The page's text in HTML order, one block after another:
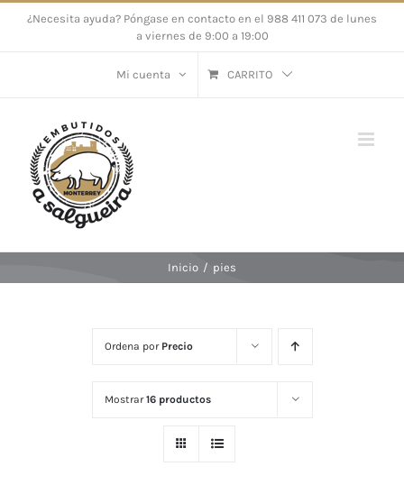
Saltar¿Necesita ayuda? Póngase en contacto en el 988 411 073 de lunes
a viernes de 9:00 a 19:00
Mi cuenta CARRITO
Inicio / pies
Ordena por Precio
Mostrar16 productos